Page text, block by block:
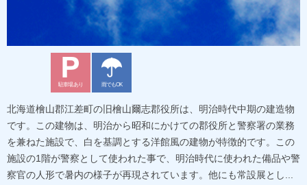
駐車場あり 雨でもOK
北海道檜山郡江差町の旧檜山爾志郡役所は、明治時代中期の建造物
です。この建物は、明治から昭和にかけての郡役所と警察署の業務
を兼ねた施設で、白を基調とする洋館風の建物が特徴的です。この
施設の1階が警察として使われた事で、明治時代に使われた備品や警
察官の人形で暑内の様子が再現されています。他にも常設展とし...